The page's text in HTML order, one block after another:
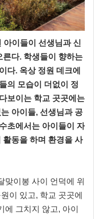
아이들이 선생님과 신
른다. 학생들이 향하는
다. 옥상 정원 데크에
의 모습이 더없이 정
보이는 학교 곳곳에는
아이들, 선생님과 공
초에서는 아이들이 자
활동을 하며 환경을 사
맞이봉 사이 언덕에 위
이 있고, 학교 곳곳에
그치지 않고, 아이